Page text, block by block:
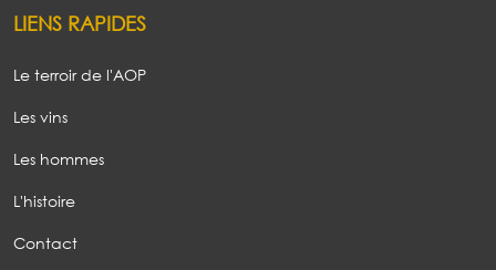
LIENS RAPIDES
Le terroir de l'AOP
Les vins
Les hommes
L'histoire
Contact